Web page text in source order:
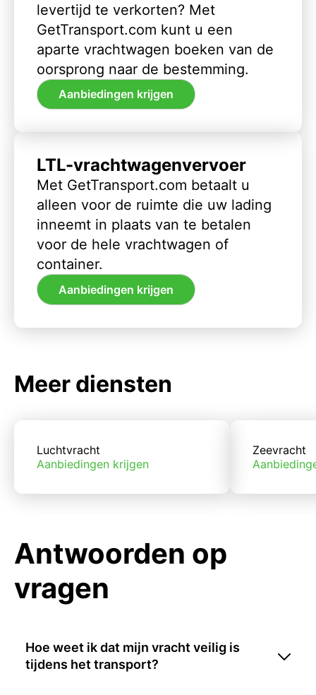
levertijd te verkorten? Met
GetTransport.com kunt u een
aparte vrachtwagen boeken van de
oorsprong naar de bestemming.
Aanbiedingen krijgen
LTL-vrachtwagenvervoer
Met GetTransport.com betaalt u
alleen voor de ruimte die uw lading
inneemt in plaats van te betalen
voor de hele vrachtwagen of
container.
Aanbiedingen krijgen
Meer diensten
Luchtvracht
Aanbiedingen krijgen
Zeevracht
Antwoorden op
vragen
Hoe weet ik dat mijn vracht veilig is
tijdens het transport?